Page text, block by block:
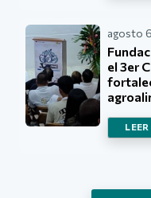
agosto
el 3er